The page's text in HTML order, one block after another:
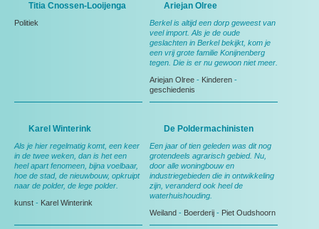
Titia Cnossen-Looijenga
Politiek
Ariejan Olree
Berkel is altijd een dorp geweest van
veel import. Als je de oude
geslachten in Berkel bekijkt, kom je
een vrij grote familie Konijnenberg
tegen. Die is er nu gewoon niet meer.
Ariejan Olree - Kinderen -
geschiedenis
Karel Winterink
Als je hier regelmatig komt, een keer
in de twee weken, dan is het een
heel apart fenomeen, bijna voelbaar,
hoe de stad, de nieuwbouw, opkruipt
naar de polder, de lege polder.
kunst - Karel Winterink
De Poldermachinisten
Een jaar of tien geleden was dit nog
grotendeels agrarisch gebied. Nu,
door alle woningbouw en
industriegebieden die in ontwikkeling
zijn, veranderd ook heel de
waterhuishouding.
Weiland - Boerderij - Piet Oudshoorn